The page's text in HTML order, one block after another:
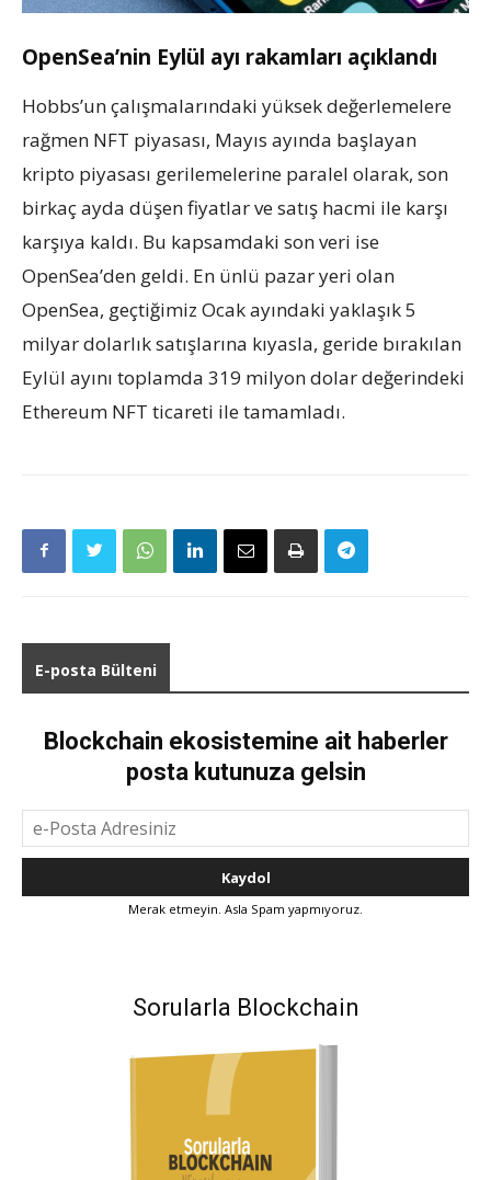
OpenSea’nin Eylül ayı rakamları açıklandı
Hobbs’un çalışmalarındaki yüksek değerlemelere
rağmen NFT piyasası, Mayıs ayında başlayan
kripto piyasası gerilemelerine paralel olarak, son
birkaç ayda düşen fiyatlar ve satış hacmi ile karşı
karşıya kaldı. Bu kapsamdaki son veri ise
OpenSea’den geldi. En ünlü pazar yeri olan
OpenSea, geçtiğimiz Ocak ayındaki yaklaşık 5
milyar dolarlık satışlarına kıyasla, geride bırakılan
Eylül ayını toplamda 319 milyon dolar değerindeki
Ethereum NFT ticareti ile tamamladı.
E-posta Bülteni
Blockchain ekosistemine ait haberler
posta kutunuza gelsin
Merak etmeyin. Asla Spam yapmıyoruz.
Sorularla Blockchain